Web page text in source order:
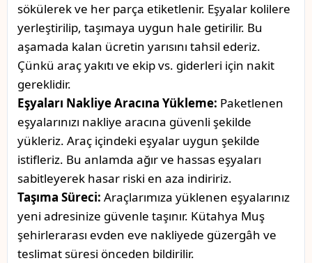
sökülerek ve her parça etiketlenir. Eşyalar kolilere
yerleştirilip, taşımaya uygun hale getirilir. Bu
aşamada kalan ücretin yarısını tahsil ederiz.
Çünkü araç yakıtı ve ekip vs. giderleri için nakit
gereklidir.
Eşyaları Nakliye Aracına Yükleme: Paketlenen
eşyalarınızı nakliye aracına güvenli şekilde
yükleriz. Araç içindeki eşyalar uygun şekilde
istifleriz. Bu anlamda ağır ve hassas eşyaları
sabitleyerek hasar riski en aza indiririz.
Taşıma Süreci: Araçlarımıza yüklenen eşyalarınız
yeni adresinize güvenle taşınır. Kütahya Muş
şehirlerarası evden eve nakliyede güzergâh ve
teslimat süresi önceden bildirilir.